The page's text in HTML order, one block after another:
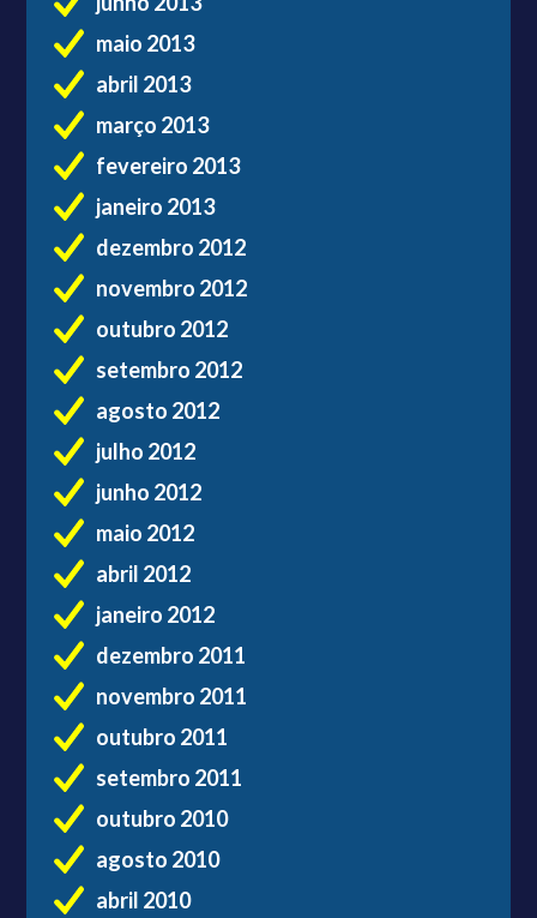
maio 2013
abril 2013
março 2013
fevereiro 2013
janeiro 2013
dezembro 2012
novembro 2012
outubro 2012
setembro 2012
agosto 2012
julho 2012
junho 2012
maio 2012
abril 2012
janeiro 2012
dezembro 2011
novembro 2011
outubro 2011
setembro 2011
outubro 2010
agosto 2010
abril 2010